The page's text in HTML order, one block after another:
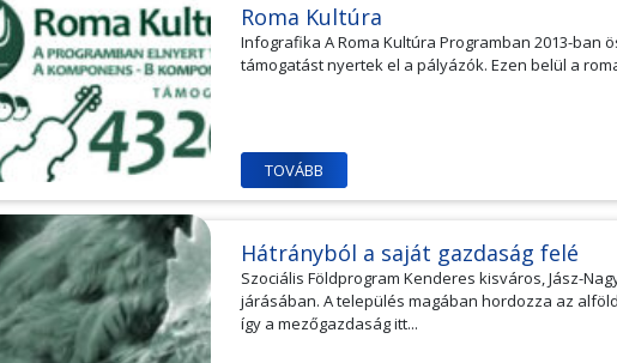
Roma Kultúra
Infografika A Roma Kultúra Programban 2013-ban
támogatást nyertek el a pályázók. Ezen belül a
TOVÁBB
Hátrányból a saját gazdaság felé
Szociális Földprogram Kenderes kisváros, Jász-
járásában. A település magában hordozza az
így a mezőgazdaság itt...